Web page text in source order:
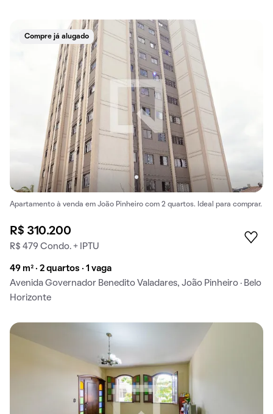
Compre já alugado
Apartamento à venda em João Pinheiro com 2 quartos. Ideal para comprar.
R$ 310.200
R$ 479 Condo. + IPTU
49 m² · 2 quartos · 1 vaga
Avenida Governador Benedito Valadares, João Pinheiro · Belo
Horizonte